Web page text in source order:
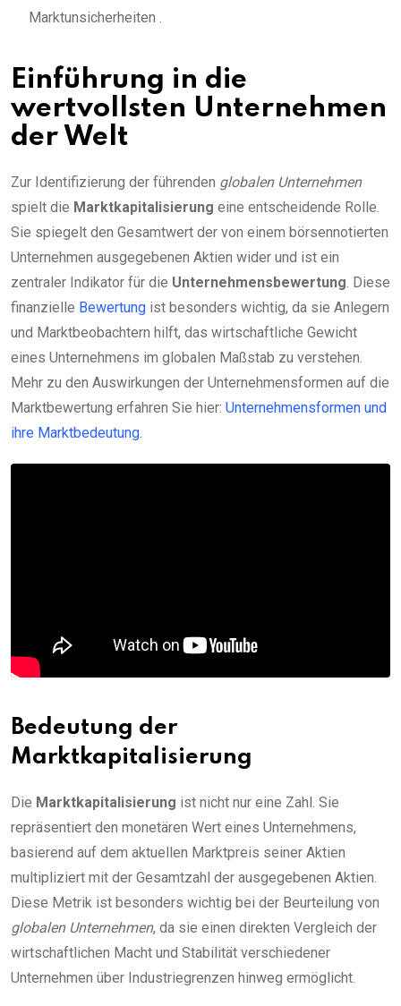
Marktunsicherheiten .
Einführung in die
wertvollsten Unternehmen
der Welt
Zur Identifizierung der führenden globalen Unternehmen
spielt die Marktkapitalisierung eine entscheidende Rolle.
Sie spiegelt den Gesamtwert der von einem börsennotierten
Unternehmen ausgegebenen Aktien wider und ist ein
zentraler Indikator für die Unternehmensbewertung. Diese
finanzielle Bewertung ist besonders wichtig, da sie Anlegern
und Marktbeobachtern hilft, das wirtschaftliche Gewicht
eines Unternehmens im globalen Maßstab zu verstehen.
Mehr zu den Auswirkungen der Unternehmensformen auf die
Marktbewertung erfahren Sie hier: Unternehmensformen und
ihre Marktbedeutung.
Bedeutung der
Marktkapitalisierung
Die Marktkapitalisierung ist nicht nur eine Zahl. Sie
repräsentiert den monetären Wert eines Unternehmens,
basierend auf dem aktuellen Marktpreis seiner Aktien
multipliziert mit der Gesamtzahl der ausgegebenen Aktien.
Diese Metrik ist besonders wichtig bei der Beurteilung von
globalen Unternehmen, da sie einen direkten Vergleich der
wirtschaftlichen Macht und Stabilität verschiedener
Unternehmen über Industriegrenzen hinweg ermöglicht.